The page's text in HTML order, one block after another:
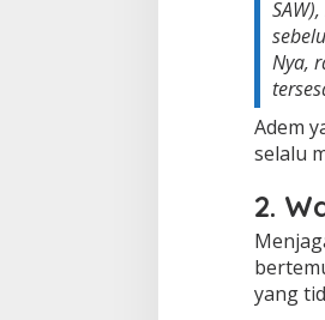
Nya,
Adem
selalu
2.
yang